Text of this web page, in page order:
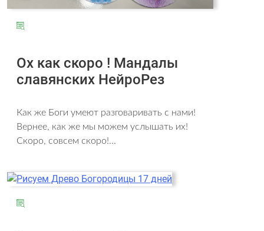
Ох как скоро ! Мандалы
славянских НейроРез
Как же Боги умеют разговаривать с нами!
Вернее, как же мы можем услышать их!
Скоро, совсем скоро!...